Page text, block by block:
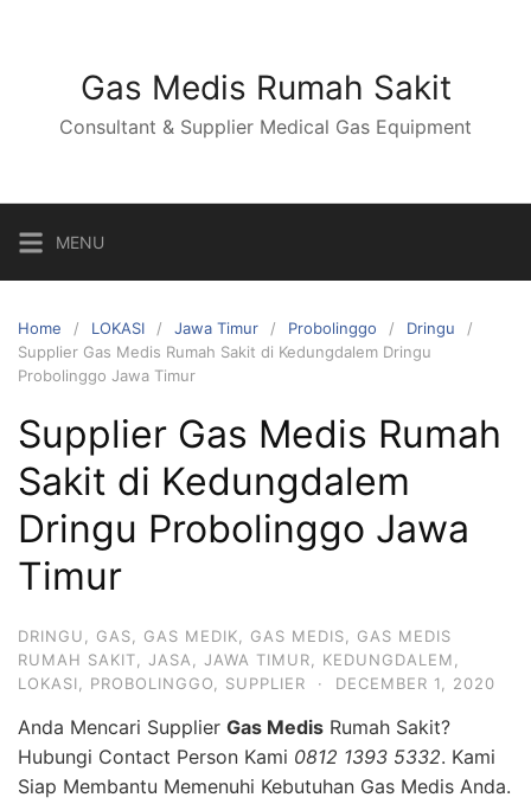
Gas Medis Rumah Sakit
Consultant & Supplier Medical Gas Equipment
MENU
Home LOKASI Jawa Timur Probolinggo
Dringu
Supplier Gas Medis Rumah Sakit di Kedungdalem Dringu
Probolinggo Jawa Timur
Supplier Gas Medis Rumah
Sakit di Kedungdalem
Dringu Probolinggo Jawa
Timur
DRINGU GAS GAS MEDIK GAS MEDIS
GAS MEDIS
RUMAH SAKIT
JASA JAWA TIMUR KEDUNGDALEM
LOKASI
PROBOLINGGO SUPPLIER · DECEMBER 1, 2020
Anda Mencari Supplier Gas Medis Rumah Sakit?
Hubungi Contact Person Kami 0812 1393 5332. Kami
Siap Membantu Memenuhi Kebutuhan Gas Medis Anda.